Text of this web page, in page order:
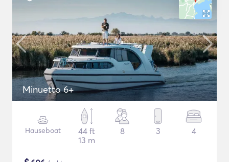
Minuetto 6+
Hauseboat
44 ft
13 m
8 3 4